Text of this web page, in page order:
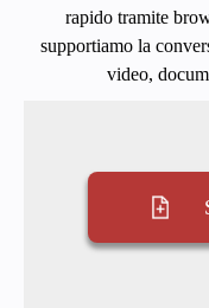
rapido tramite
supportiamo la
video,